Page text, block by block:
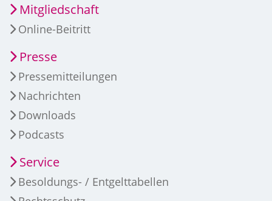
Mitgliedschaft
Online-Beitritt
Presse
Pressemitteilungen
Nachrichten
Downloads
Podcasts
Service
Besoldungs- / Entgelttabellen